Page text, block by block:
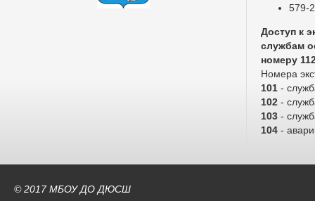
579-
Доступ к
службам
номеру
Номера
101-
102-
103-
104-
© 2017 МБОУ ДО ДЮСШ